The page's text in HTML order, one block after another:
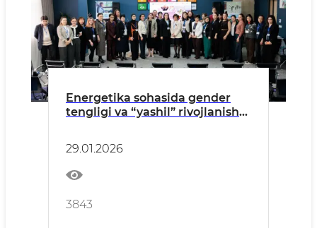
Energetika sohasida gender
tengligi va “yashil” rivojlanish
29.01.2026
3843